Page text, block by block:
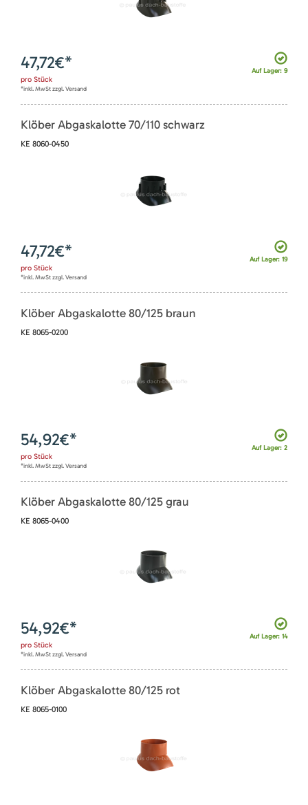
Auf Lager: 9
47,72€*
pro Stück
*inkl. MwSt zzgl. Versand
Klöber Abgaskalotte 70/110 schwarz
KE 8060-0450
Auf Lager: 19
47,72€*
pro Stück
*inkl. MwSt zzgl. Versand
Klöber Abgaskalotte 80/125 braun
KE 8065-0200
Auf Lager: 2
54,92€*
pro Stück
*inkl. MwSt zzgl. Versand
Klöber Abgaskalotte 80/125 grau
KE 8065-0400
Auf Lager: 14
54,92€*
pro Stück
*inkl. MwSt zzgl. Versand
Klöber Abgaskalotte 80/125 rot
KE 8065-0100